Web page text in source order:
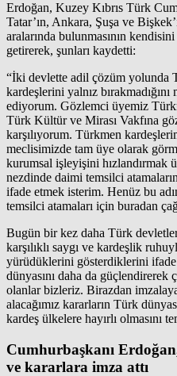
Erdoğan, Kuzey Kıbrıs Türk
Tatar’ın, Ankara, Şuşa ve
aralarında bulunmasının
getirerek, şunları kaydetti:
“İki devlette adil çözüm yolunda
kardeşlerini yalnız
ediyorum. Gözlemci üyemiz
Türk Kültür ve Mirası Vakfına
karşılıyorum. Türkmen
meclisimizde tam üye olarak
kurumsal işleyişini hızlandırmak
nezdinde daimi temsilci
ifade etmek isterim. Henüz bu
temsilci atamaları için buradan
Bugün bir kez daha Türk
karşılıklı saygı ve kardeşlik
yürüdüklerini gösterdiklerini
dünyasını daha da güçlendirerek
olanlar bizleriz. Birazdan
alacağımız kararların Türk
kardeş ülkelere hayırlı olmasını
Cumhurbaşkanı
ve kararlara imza attı